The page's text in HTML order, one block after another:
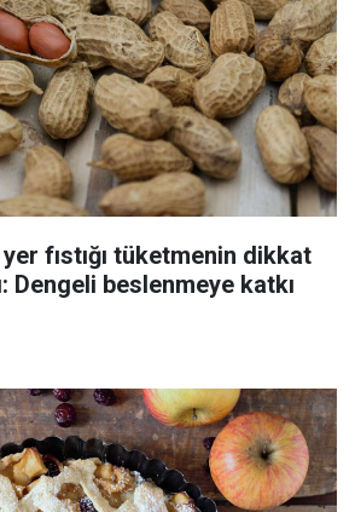
fıstığı tüketmenin dikkat
Dengeli beslenmeye katkı